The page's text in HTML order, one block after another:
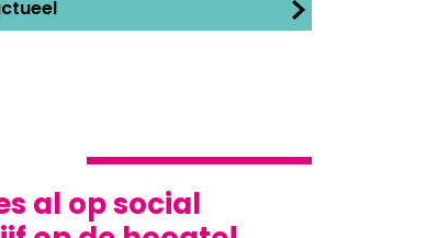
al op social